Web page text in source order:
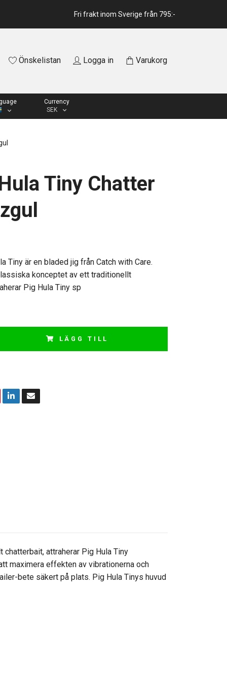
Fri frakt inom Sverige från 795:-
Önskelistan Logga in Varukorg
Currency
SEK
Tiny Chatter
Tiny är en bladed jig från Catch with Care.
konceptet av ett traditionellt
Pig Hula Tiny sp
LÄGG TILL
attraherar Pig Hula Tiny
maximera effekten av vibrationerna och
bete säkert på plats. Pig Hula Tinys huvud